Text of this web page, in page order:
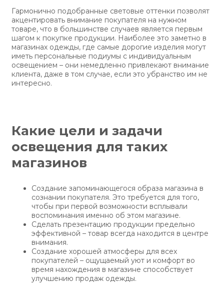
Гармонично подобранные световые оттенки позволят
акцентировать внимание покупателя на нужном
товаре, что в большинстве случаев является первым
шагом к покупке продукции. Наиболее это заметно в
магазинах одежды, где самые дорогие изделия могут
иметь персональные подиумы с индивидуальным
освещением – они немедленно привлекают внимание
клиента, даже в том случае, если это убранство им не
интересно.
Какие цели и задачи
освещения для таких
магазинов
Создание запоминающегося образа магазина в
сознании покупателя. Это требуется для того,
чтобы при первой возможности всплывали
воспоминания именно об этом магазине.
Сделать презентацию продукции предельно
эффективной – товар всегда находится в центре
внимания.
Создание хорошей атмосферы для всех
покупателей – ощущаемый уют и комфорт во
время нахождения в магазине способствует
улучшению продаж одежды.